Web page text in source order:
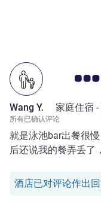
客户意见
Wang Y. 家庭住宿 -
所有已确认评论
就是泳池bar出餐很
后还说我的餐弄丢了
酒店已对评论作出